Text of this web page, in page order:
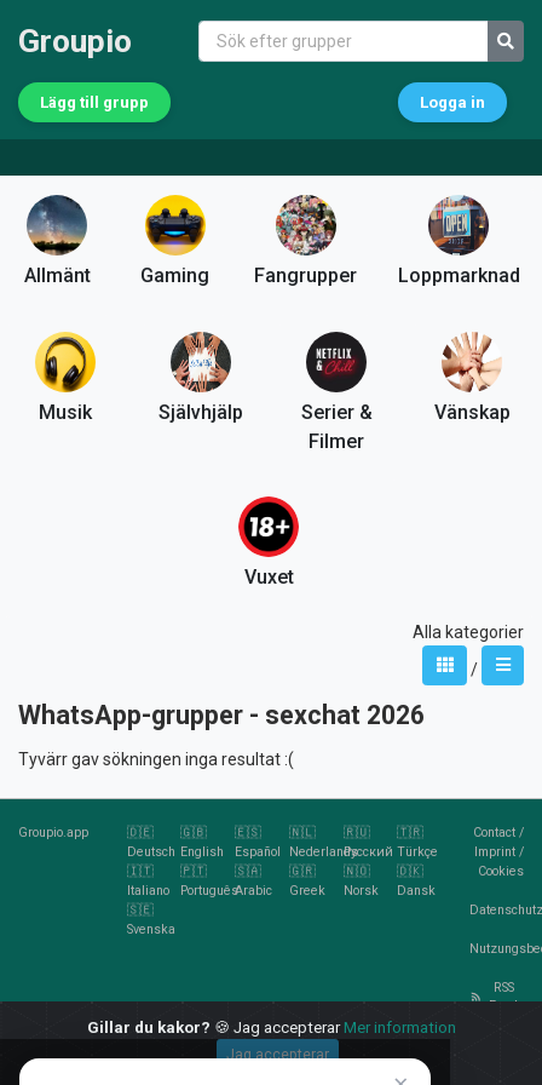
Groupio
Lägg till grupp Logga in
Allmänt Gaming Fangrupper Loppmarknad
Musik Självhjälp
Serier &
Filmer
Vänskap
Vuxet
Alla kategorier
/
WhatsApp-grupper - sexchat 2026
Tyvärr gav sökningen inga resultat :(
Groupio.app
🇩🇪
Deutsch
🇬🇧
English
🇪🇸
Español
🇳🇱
Nederlands
🇷🇺
Русский
🇹🇷
Türkçe
🇮🇹
Italiano
🇵🇹
Português
🇸🇦
Arabic
🇬🇷
Greek
🇳🇴
Norsk
🇩🇰
Dansk
🇸🇪
Svenska
Contact/
Imprint/
Cookies
RSS
Feed
Gillar du kakor? 🍪 Jag accepterar Mer information
Jag accepterar